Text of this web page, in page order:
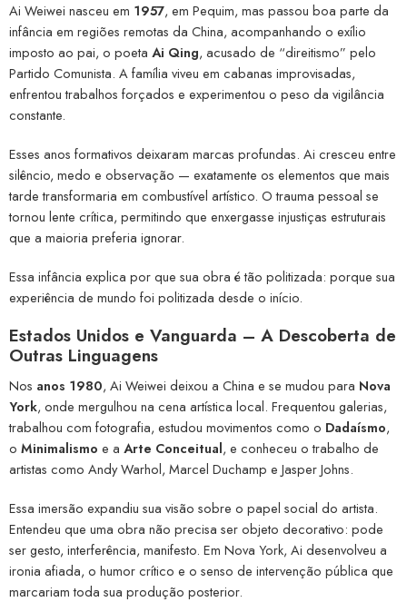
Ai Weiwei nasceu em 1957, em Pequim, mas passou boa parte da
infância em regiões remotas da China, acompanhando o exílio
imposto ao pai, o poeta Ai Qing, acusado de “direitismo” pelo
Partido Comunista. A família viveu em cabanas improvisadas,
enfrentou trabalhos forçados e experimentou o peso da vigilância
constante.
Esses anos formativos deixaram marcas profundas. Ai cresceu entre
silêncio, medo e observação — exatamente os elementos que mais
tarde transformaria em combustível artístico. O trauma pessoal se
tornou lente crítica, permitindo que enxergasse injustiças estruturais
que a maioria preferia ignorar.
Essa infância explica por que sua obra é tão politizada: porque sua
experiência de mundo foi politizada desde o início.
Estados Unidos e Vanguarda – A Descoberta de
Outras Linguagens
Nos anos 1980, Ai Weiwei deixou a China e se mudou para Nova
York, onde mergulhou na cena artística local. Frequentou galerias,
trabalhou com fotografia, estudou movimentos como o Dadaísmo,
o Minimalismo e a Arte Conceitual, e conheceu o trabalho de
artistas como Andy Warhol, Marcel Duchamp e Jasper Johns.
Essa imersão expandiu sua visão sobre o papel social do artista.
Entendeu que uma obra não precisa ser objeto decorativo: pode
ser gesto, interferência, manifesto. Em Nova York, Ai desenvolveu a
ironia afiada, o humor crítico e o senso de intervenção pública que
marcariam toda sua produção posterior.